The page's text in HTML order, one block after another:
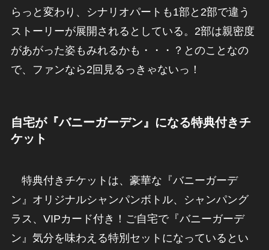
らっと変わり、シナリオパートも1部と2部で違う
ストーリーが展開されるとしている。2部は親密度
があがった姿もみれるかも・・・？とのことなの
で、ファンなら2回見るっきゃないっ！
自宅が『バニーガーデン』 になる特典付きチ
ケット
特典付きチケットは、豪華な『バニーガーデ
ン』オリジナルシャンパンボトル、シャンパング
ラス、VIPカード付き！ご自宅で『バニーガーデ
ン』気分を味わえる特別セットになっているとい